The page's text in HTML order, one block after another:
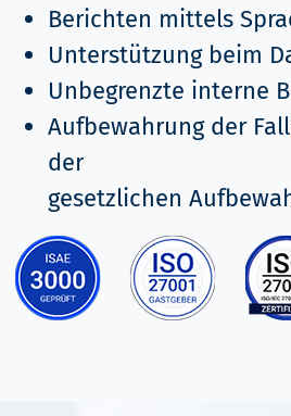
Berichten mittels
Unterstützung beim
Unbegrenzte interne
Aufbewahrung der
der
gesetzlichen